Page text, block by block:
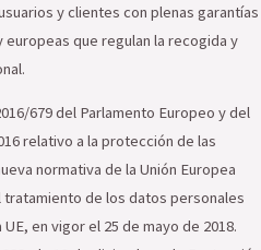
y clientes con plenas garantías
que regulan la recogida y
679 del Parlamento Europeo y del
relativo a la protección de las
normativa de la Unión Europea
tratamiento de los datos personales
en vigor el 25 de mayo de 2018.